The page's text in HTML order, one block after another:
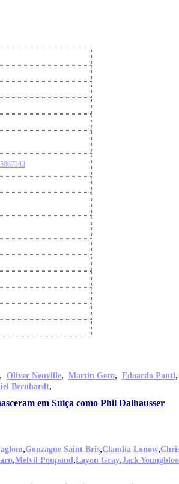
, Oliver Neuville, Martin Gero, Edoardo Ponti,
Bernhardt,
em Suíça como Phil Dalhausser
,Gonzague Saint Bris,Claudia Lonow,
,Melvil Poupaud,Layon Gray,Jack